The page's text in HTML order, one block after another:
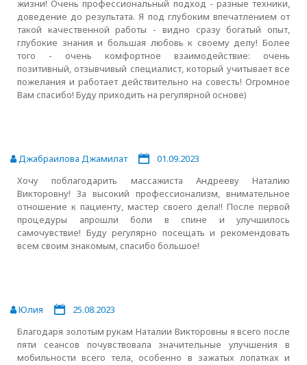
жизни! Очень профессиональный подход - разные техники,
доведение до результата. Я под глубоким впечатлением от
такой качественной работы - видно сразу богатый опыт,
глубокие знания и большая любовь к своему делу! Более
того - очень комфортное взаимодействие: очень
позитивный, отзывчивый специалист, который учитывает все
пожелания и работает действительно на совесть! Огромное
Вам спасибо! Буду приходить на регулярной основе)
Джабраилова Джамилат
01.09.2023
Хочу поблагодарить массажиста Андрееву Наталию
Викторовну! За высокий профессионализм, внимательное
отношение к пациенту, мастер своего дела!! После первой
процедуры апрошли боли в спине и улучшилось
самочувствие! Буду регулярно посещать и рекомендовать
всем своим знакомым, спасибо большое!
Юлия
25.08.2023
Благодаря золотым рукам Наталии Викторовны я всего после
пяти сеансов почувствовала значительные улучшения в
мобильности всего тела, особенно в зажатых лопатках и